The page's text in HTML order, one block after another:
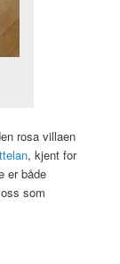
rosa villaen
, kjent for
er både
som